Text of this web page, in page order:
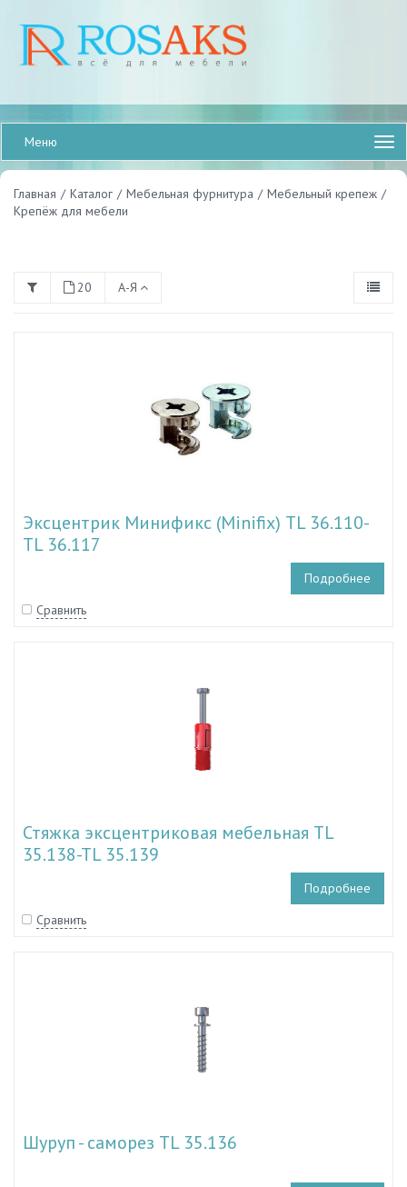
Меню
Главная / Каталог / Мебельная фурнитура / Мебельный крепеж /
Крепёж для мебели
20 А-Я
Эксцентрик Минификс (Minifix) TL 36.110-
TL 36.117
Подробнее
Сравнить
Стяжка эксцентриковая мебельная TL
35.138-TL 35.139
Подробнее
Сравнить
Шуруп - саморез TL 35.136